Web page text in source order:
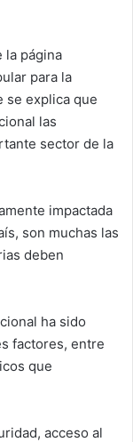
la página
para la
se explica que
las
sector de la
impactada
son muchas las
deben
ha sido
factores, entre
que
acceso al